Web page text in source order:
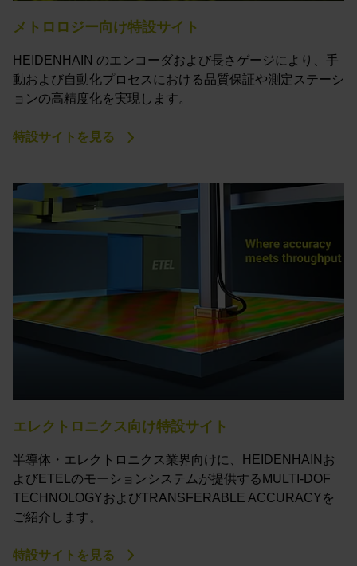
メトロロジー向け特設サイト
HEIDENHAIN のエンコーダおよび長さゲージにより、手
動および自動化プロセスにおける品質保証や測定ステーシ
ョンの高精度化を実現します。
特設サイトを見る
エレクトロニクス向け特設サイト
半導体・エレクトロニクス業界向けに、HEIDENHAINお
よびETELのモーションシステムが提供するMULTI-DOF
TECHNOLOGYおよびTRANSFERABLE ACCURACYを
ご紹介します。
特設サイトを見る